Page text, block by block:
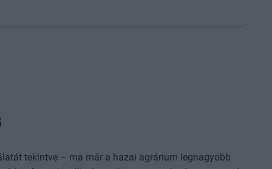
tekintve – ma már a hazai agrárium legnagyobb